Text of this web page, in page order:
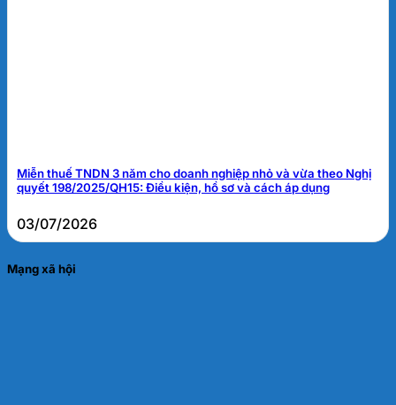
Miễn thuế TNDN 3 năm cho doanh nghiệp nhỏ và vừa theo Nghị
quyết 198/2025/QH15: Điều kiện, hồ sơ và cách áp dụng
03/07/2026
Mạng xã hội